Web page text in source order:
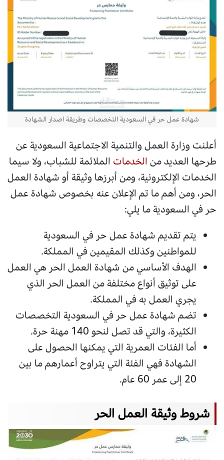
شهادة عمل حر في السعودية التخصصات وطريقة اصدار الشهادة
أعلنت وزارة العمل والتنمية الاجتماعية السعودية عن
طرحها العديد منالخدمات الملائمة للشباب، ولا سيما
الخدمات الإلكترونية، ومن أبرزها وثيقة أو شهادة العمل
الحر، ومن أهم ما تم الإعلان عنه بخصوص شهادة عمل
حر في السعودية ما يلي:
يتم تقديم شهادة عمل حر في السعودية
للمواطنين وكذلك المقيمين في المملكة.
الهدف الأساسي من شهادة العمل الحر هي العمل
على توثيق أنواع مختلفة من العمل الحر الذي
يجري العمل به في المملكة.
تضم شهادة عمل حر في السعودية التخصصات
الكثيرة، والتي قد تصل لنحو 140 مهنة حرة.
أما الفئات العمرية التي يمكنها الحصول على
الشهادة فهي الفئة التي يتراوح أعمارهم ما بين
20 إلى عمر 60 عام.
شروط وثيقة العمل الحر